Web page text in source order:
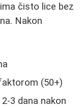
čisto lice bez
Nakon
(50+)
3 dana nakon